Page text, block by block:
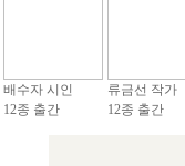
배수자 시인
12종 출간
류금선 작가
12종 출간